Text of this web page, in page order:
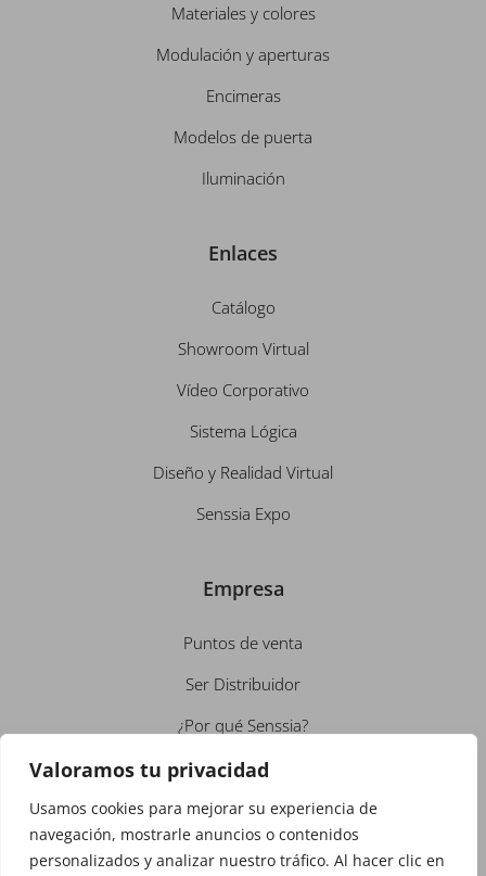
Valoramos tu privacidad
Usamos cookies para mejorar su experiencia de
navegación, mostrarle anuncios o contenidos
personalizados y analizar nuestro tráfico. Al hacer clic en
Materiales y colores
Modulación y aperturas
Encimeras
Modelos de puerta
Iluminación
Enlaces
Catálogo
Showroom Virtual
Vídeo Corporativo
Sistema Lógica
Diseño y Realidad Virtual
Senssia Expo
Empresa
Puntos de venta
Ser Distribuidor
¿Por qué Senssia?
Conócenos
Empleo